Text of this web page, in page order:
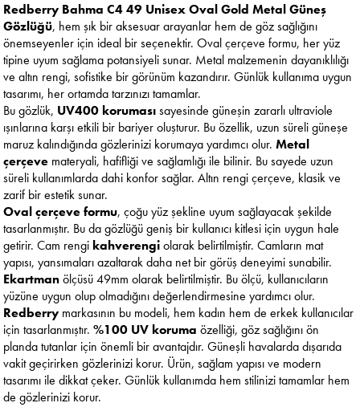
Redberry Bahma C4 49 Unisex Oval Gold Metal Güneş
Gözlüğü, hem şık bir aksesuar arayanlar hem de göz sağlığını
önemseyenler için ideal bir seçenektir. Oval çerçeve formu, her yüz
tipine uyum sağlama potansiyeli sunar. Metal malzemenin dayanıklılığı
ve altın rengi, sofistike bir görünüm kazandırır. Günlük kullanıma uygun
tasarımı, her ortamda tarzınızı tamamlar.
Bu gözlük, UV400 korumasısayesinde güneşin zararlı ultraviole
ışınlarına karşı etkili bir bariyer oluşturur. Bu özellik, uzun süreli güneşe
maruz kalındığında gözlerinizi korumaya yardımcı olur.Metal
çerçeve materyali, hafifliği ve sağlamlığı ile bilinir. Bu sayede uzun
süreli kullanımlarda dahi konfor sağlar. Altın rengi çerçeve, klasik ve
zarif bir estetik sunar.
Oval çerçeve formu, çoğu yüz şekline uyum sağlayacak şekilde
tasarlanmıştır. Bu da gözlüğü geniş bir kullanıcı kitlesi için uygun hale
getirir. Cam rengi kahverengiolarak belirtilmiştir. Camların mat
yapısı, yansımaları azaltarak daha net bir görüş deneyimi sunabilir.
Ekartmanölçüsü 49mm olarak belirtilmiştir. Bu ölçü, kullanıcıların
yüzüne uygun olup olmadığını değerlendirmesine yardımcı olur.
Redberry markasının bu modeli, hem kadın hem de erkek kullanıcılar
için tasarlanmıştır.%100 UV koruma özelliği, göz sağlığını ön
planda tutanlar için önemli bir avantajdır. Güneşli havalarda dışarıda
vakit geçirirken gözlerinizi korur. Ürün, sağlam yapısı ve modern
tasarımı ile dikkat çeker. Günlük kullanımda hem stilinizi tamamlar hem
de gözlerinizi korur.